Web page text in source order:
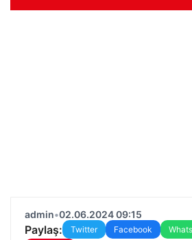
admin•02.06.2024 09:15
Paylaş: Twitter Facebook